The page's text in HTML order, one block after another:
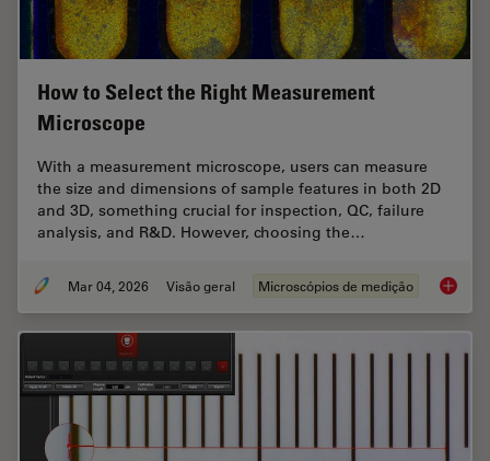
How to Select the Right Measurement
Microscope
With a measurement microscope, users can measure
the size and dimensions of sample features in both 2D
and 3D, something crucial for inspection, QC, failure
analysis, and R&D. However, choosing the…
Mar 04, 2026 Visão geral Microscópios de medição How to